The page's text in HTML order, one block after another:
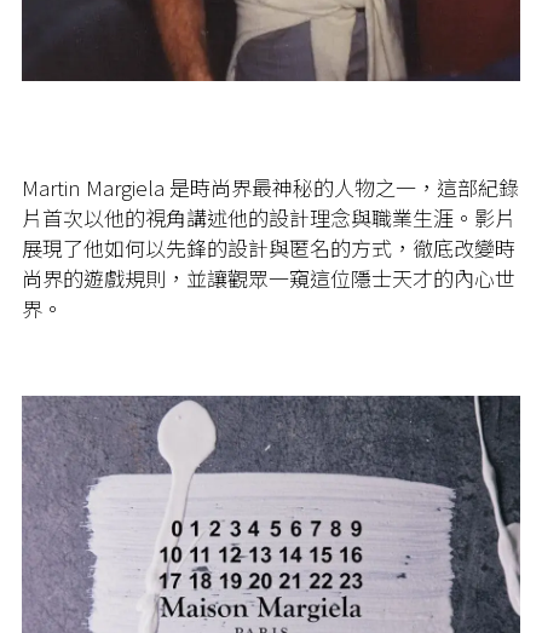
Martin Margiela 是時尚界最神秘的人物之一，這部紀錄
片首次以他的視角講述他的設計理念與職業生涯。影片
展現了他如何以先鋒的設計與匿名的方式，徹底改變時
尚界的遊戲規則，並讓觀眾一窺這位隱士天才的內心世
界。